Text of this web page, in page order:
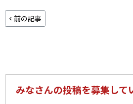
前の記事
みなさんの投稿を募集して